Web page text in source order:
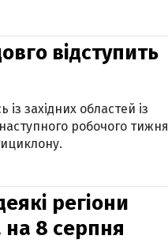
відступить
західних областей із
робочого тижня
регіони
на 8 серпня